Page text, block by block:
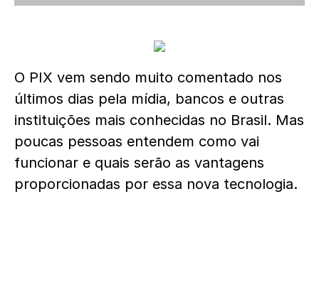
O PIX vem sendo muito comentado nos
últimos dias pela mídia, bancos e outras
instituições mais conhecidas no Brasil. Mas
poucas pessoas entendem como vai
funcionar e quais serão as vantagens
proporcionadas por essa nova tecnologia.